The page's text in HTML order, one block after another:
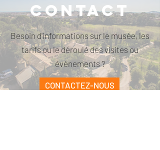
Contact
Besoin d'informations sur le musée, les
tarifs ou le déroulé des visites ou
événements ?
CONTACTEZ-NOUS